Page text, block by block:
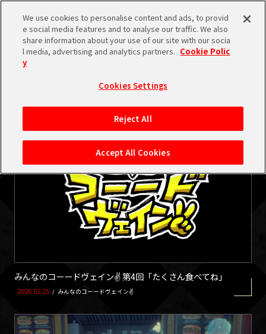
検索
2026.2
みんなのコーードヴェイン✌ 第4回「たくさん食べてね」
2026.02.25 / みんなのコーードヴェイン✌
We use cookies to personalise content and ads, to provid
e social media features and to analyse our traffic. We also
share information about your use of our site with our socia
l media, advertising and analytics partners. Cookie Polic
y
Cookies Settings
Reject All
Accept All Cookies